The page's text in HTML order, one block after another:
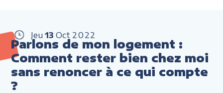
Jeu 13 Oct 2022
Parlons de mon logement :
Comment rester bien chez moi
sans renoncer à ce qui compte
?